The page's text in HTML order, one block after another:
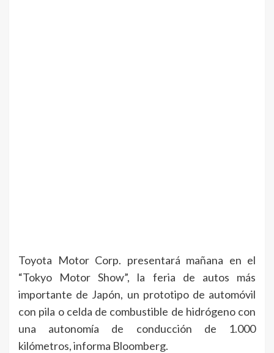
Toyota Motor Corp. presentará mañana en el
“Tokyo Motor Show”, la feria de autos más
importante de Japón, un prototipo de automóvil
con pila o celda de combustible de hidrógeno con
una autonomía de conducción de 1.000
kilómetros, informa Bloomberg.